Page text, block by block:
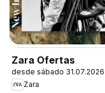
Zara Ofertas
desde sábado 31.07.2026
Zara